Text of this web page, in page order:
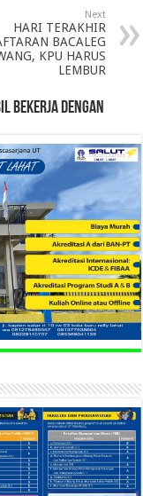
Next
HARI TERAKHIR
BACALEG
KPU HARUS
LEMBUR
BEKERJA DENGAN